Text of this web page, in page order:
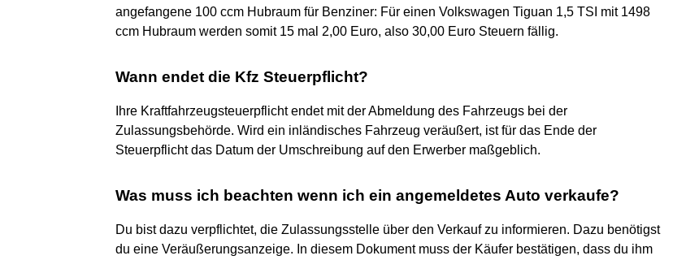
angefangene 100 ccm Hubraum für Benziner: Für einen Volkswagen Tiguan 1,5 TSI mit 1498
ccm Hubraum werden somit 15 mal 2,00 Euro, also 30,00 Euro Steuern fällig.
Wann endet die Kfz Steuerpflicht?
Ihre Kraftfahrzeugsteuerpflicht endet mit der Abmeldung des Fahrzeugs bei der
Zulassungsbehörde. Wird ein inländisches Fahrzeug veräußert, ist für das Ende der
Steuerpflicht das Datum der Umschreibung auf den Erwerber maßgeblich.
Was muss ich beachten wenn ich ein angemeldetes Auto verkaufe?
Du bist dazu verpflichtet, die Zulassungsstelle über den Verkauf zu informieren. Dazu benötigst
du eine Veräußerungsanzeige. In diesem Dokument muss der Käufer bestätigen, dass du ihm